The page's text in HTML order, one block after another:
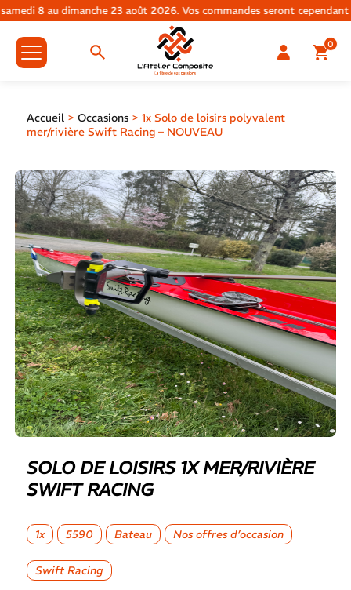
au dimanche 23 août 2026. Vos commandes seront cependant
0
Accueil> Occasions> 1x Solo de loisirs polyvalent
mer/rivière Swift Racing – NOUVEAU
SOLO DE LOISIRS 1X MER/RIVIÈRE
SWIFT RACING
1x 5590 Bateau Nos offres d’occasion
Swift Racing